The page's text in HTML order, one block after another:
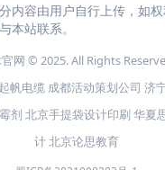
内容由用户自行上传，如
本站联系。
网 © 2025. All Rights
起帆电缆 成都活动策划公司 济
剂 北京手提袋设计印刷 华夏
计北京论思教育